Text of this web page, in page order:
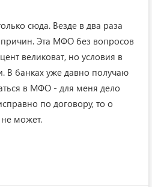
сюда. Везде в два раза
Эта МФО без вопросов
великоват, но условия в
В банках уже давно получаю
в МФО - для меня дело
по договору, то о
может.